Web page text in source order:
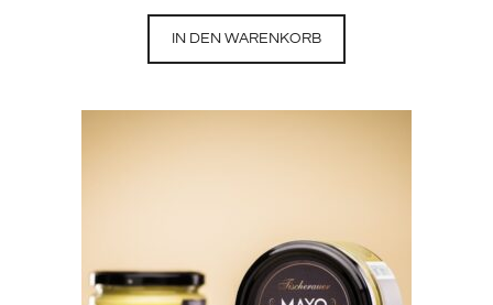
IN DEN WARENKORB